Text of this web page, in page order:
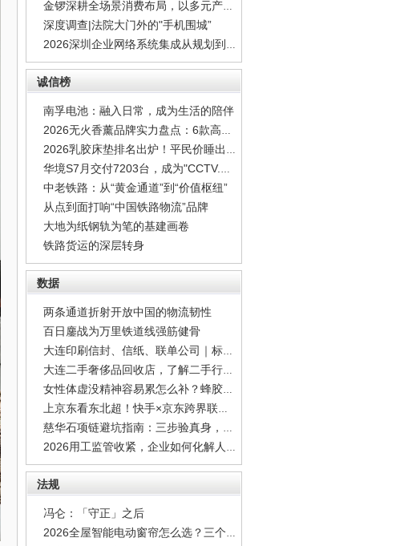
金锣深耕全场景消费布局，以多元产品矩阵覆盖
深度调查|法院大门外的"手机围城”
2026深圳企业网络系统集成从规划到实施到运维
诚信榜
南孚电池：融入日常，成为生活的陪伴
2026无火香薰品牌实力盘点：6款高质感居家香氛
2026乳胶床垫排名出炉！平民价睡出顶配安眠
华境S7月交付7203台，成为"CCTV.家庭智能出行
中老铁路：从“黄金通道”到“价值枢纽”
从点到面打响“中国铁路物流”品牌
大地为纸钢轨为笔的基建画卷
铁路货运的深层转身
数据
两条通道折射开放中国的物流韧性
百日鏖战为万里铁道线强筋健骨
大连印刷信封、信纸、联单公司｜标准公文信封
大连二手奢侈品回收店，了解二手行情再出手，
女性体虚没精神容易累怎么补？蜂胶调理容易疲
上京东看东北超！快手×京东跨界联动，观赛猜
慈华石项链避坑指南：三步验真身，别让"高仿”
2026用工监管收紧，企业如何化解人力综合难题
法规
冯仑：「守正」之后
2026全屋智能电动窗帘怎么选？三个标准帮你筛